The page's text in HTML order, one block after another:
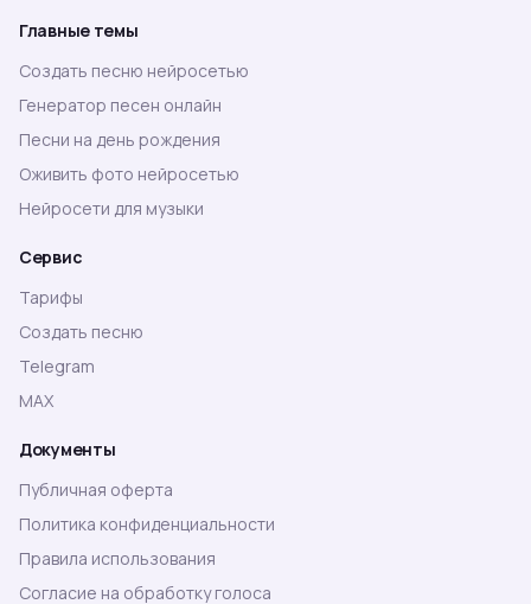
Главные темы
Создать песню нейросетью
Генератор песен онлайн
Песни на день рождения
Оживить фото нейросетью
Нейросети для музыки
Сервис
Тарифы
Создать песню
Telegram
MAX
Документы
Публичная оферта
Политика конфиденциальности
Правила использования
Согласие на обработку голоса